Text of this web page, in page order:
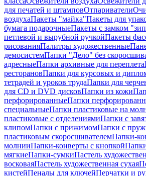
для печатей и штамповОтпариватели
воздухаПакеты "майка"Пакеты для
бумага подарочныеПакеты с замком
петлевой и вырубной ручкойПакеты
рисованияПалитры художественные
демосистемПапки "Дело" без
адресныеПапки архивные для переплета
ресторановПапки для курсовых и
тетрадей и уроков трудаПапки для
для CD и DVD дисковПапки из кожи
перфорированныеПапки
специальныеПапки пластиковые на
пластиковые с отделениямиПапки с
клипомПапки с прижимомПапки с
пластиковым скоросшивателемПапки-
молнииПапки-конверты с кнопкой
мягкиеПапки-сумкиПастель
восковаяПастель художественная сухая
кистейПеналы для ключейПерчатки и